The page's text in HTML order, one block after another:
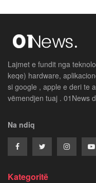
Lajmet e fundit nga
keqe) hardware,
si google , apple e deri te
vëmendjen tuaj . 01News
Na ndiq
Kategoritë